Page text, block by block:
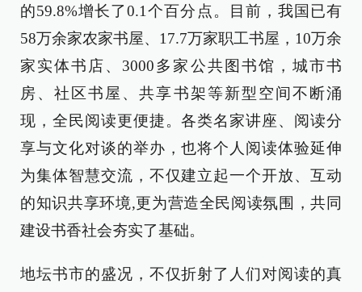
的59.8%增长了0.1个百分点。目前，我国已有
58万余家农家书屋、17.7万家职工书屋，10万余
家实体书店、3000多家公共图书馆，城市书
房、社区书屋、共享书架等新型空间不断涌
现，全民阅读更便捷。各类名家讲座、阅读分
享与文化对谈的举办，也将个人阅读体验延伸
为集体智慧交流，不仅建立起一个开放、互动
的知识共享环境,更为营造全民阅读氛围，共同
建设书香社会夯实了基础。
地坛书市的盛况，不仅折射了人们对阅读的真